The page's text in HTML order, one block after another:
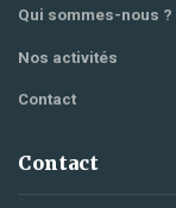
Qui sommes-nous ?
Nos activités
Contact
Contact